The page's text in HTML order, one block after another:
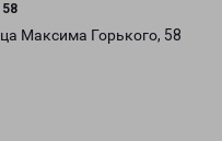
Максима Горького, 58